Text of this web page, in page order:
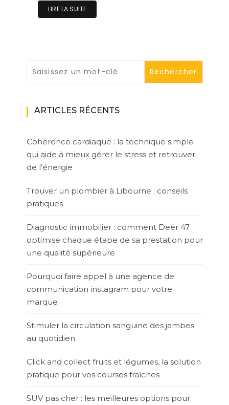
LIRE LA SUITE
ARTICLES RÉCENTS
Cohérence cardiaque : la technique simple
qui aide à mieux gérer le stress et retrouver
de l’énergie
Trouver un plombier à Libourne : conseils
pratiques
Diagnostic immobilier : comment Deer 47
optimise chaque étape de sa prestation pour
une qualité supérieure
Pourquoi faire appel à une agence de
communication instagram pour votre
marque
Stimuler la circulation sanguine des jambes
au quotidien
Click and collect fruits et légumes, la solution
pratique pour vos courses fraîches
SUV pas cher : les meilleures options pour